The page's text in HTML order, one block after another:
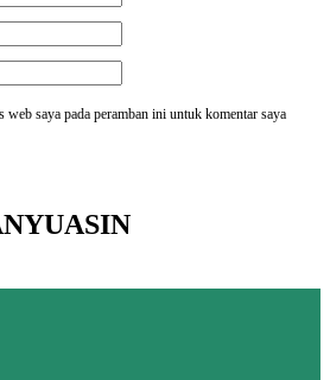
web saya pada peramban ini untuk komentar saya